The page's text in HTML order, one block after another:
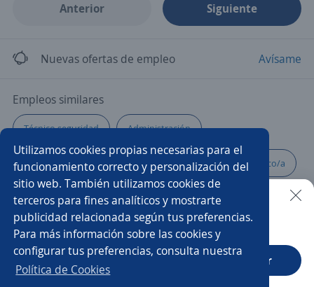
Utilizamos cookies propias necesarias para el
funcionamiento correcto y personalización del
sitio web. También utilizamos cookies de
terceros para fines analíticos y mostrarte
publicidad relacionada según tus preferencias.
Para más información sobre las cookies y
configurar tus preferencias, consulta nuestra
Política de Cookies
Anterior Siguiente
Nuevas ofertas de empleo Avísame
Empleos similares
Técnico seguridad Administración
Auxiliar operativo Asesor microcrédito Mecánico/a
Auxiliar de enfermería Servicio al cliente
Técnico/a Técnico automotriz Tecnologo
Asesor/a comercial de tecnología
Buscar es más fácil en la app
CT App Abrir